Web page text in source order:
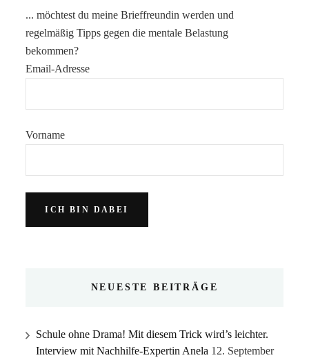
... möchtest du meine Brieffreundin werden und
regelmäßig Tipps gegen die mentale Belastung
bekommen?
Email-Adresse
Vorname
NEUESTE BEITRÄGE
Schule ohne Drama! Mit diesem Trick wird’s leichter.
Interview mit Nachhilfe-Expertin Anela 12. September